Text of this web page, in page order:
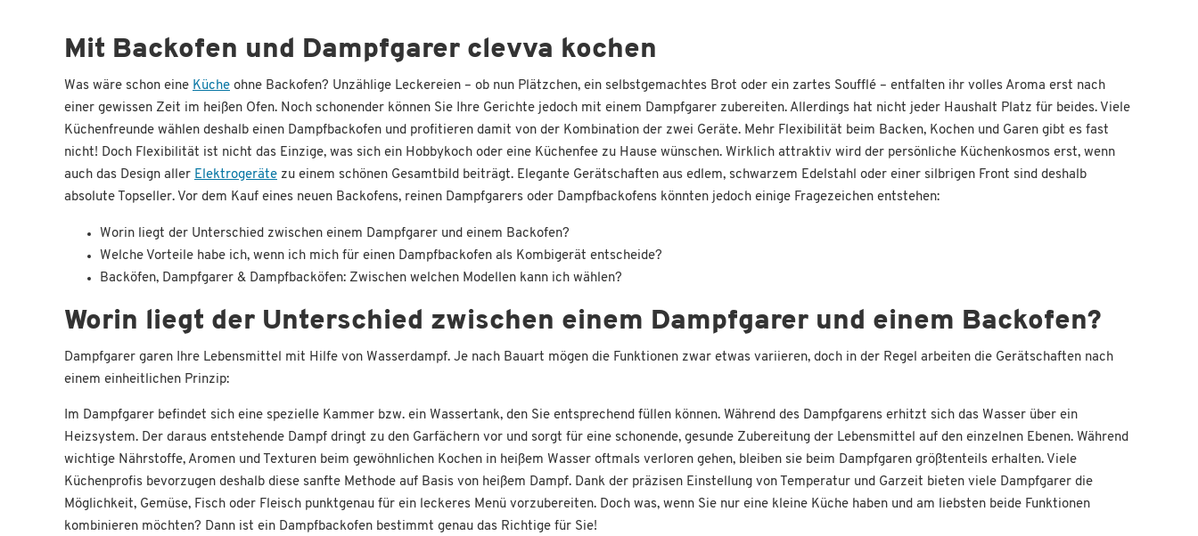
Mit Backofen und Dampfgarer clevva kochen
Was wäre schon eine Küche ohne Backofen? Unzählige Leckereien – ob nun Plätzchen, ein selbstgemachtes Brot oder ein zartes Soufflé – entfalten ihr volles Aroma erst nach
einer gewissen Zeit im heißen Ofen. Noch schonender können Sie Ihre Gerichte jedoch mit einem Dampfgarer zubereiten. Allerdings hat nicht jeder Haushalt Platz für beides. Viele
Küchenfreunde wählen deshalb einen Dampfbackofen und profitieren damit von der Kombination der zwei Geräte. Mehr Flexibilität beim Backen, Kochen und Garen gibt es fast
nicht! Doch Flexibilität ist nicht das Einzige, was sich ein Hobbykoch oder eine Küchenfee zu Hause wünschen. Wirklich attraktiv wird der persönliche Küchenkosmos erst, wenn
auch das Design aller Elektrogeräte zu einem schönen Gesamtbild beiträgt. Elegante Gerätschaften aus edlem, schwarzem Edelstahl oder einer silbrigen Front sind deshalb
absolute Topseller. Vor dem Kauf eines neuen Backofens, reinen Dampfgarers oder Dampfbackofens könnten jedoch einige Fragezeichen entstehen:
Worin liegt der Unterschied zwischen einem Dampfgarer und einem Backofen?
Welche Vorteile habe ich, wenn ich mich für einen Dampfbackofen als Kombigerät entscheide?
Backöfen, Dampfgarer & Dampfbacköfen: Zwischen welchen Modellen kann ich wählen?
Worin liegt der Unterschied zwischen einem Dampfgarer und einem Backofen?
Dampfgarer garen Ihre Lebensmittel mit Hilfe von Wasserdampf. Je nach Bauart mögen die Funktionen zwar etwas variieren, doch in der Regel arbeiten die Gerätschaften nach
einem einheitlichen Prinzip:
Im Dampfgarer befindet sich eine spezielle Kammer bzw. ein Wassertank, den Sie entsprechend füllen können. Während des Dampfgarens erhitzt sich das Wasser über ein
Heizsystem. Der daraus entstehende Dampf dringt zu den Garfächern vor und sorgt für eine schonende, gesunde Zubereitung der Lebensmittel auf den einzelnen Ebenen. Während
wichtige Nährstoffe, Aromen und Texturen beim gewöhnlichen Kochen in heißem Wasser oftmals verloren gehen, bleiben sie beim Dampfgaren größtenteils erhalten. Viele
Küchenprofis bevorzugen deshalb diese sanfte Methode auf Basis von heißem Dampf. Dank der präzisen Einstellung von Temperatur und Garzeit bieten viele Dampfgarer die
Möglichkeit, Gemüse, Fisch oder Fleisch punktgenau für ein leckeres Menü vorzubereiten. Doch was, wenn Sie nur eine kleine Küche haben und am liebsten beide Funktionen
kombinieren möchten? Dann ist ein Dampfbackofen bestimmt genau das Richtige für Sie!